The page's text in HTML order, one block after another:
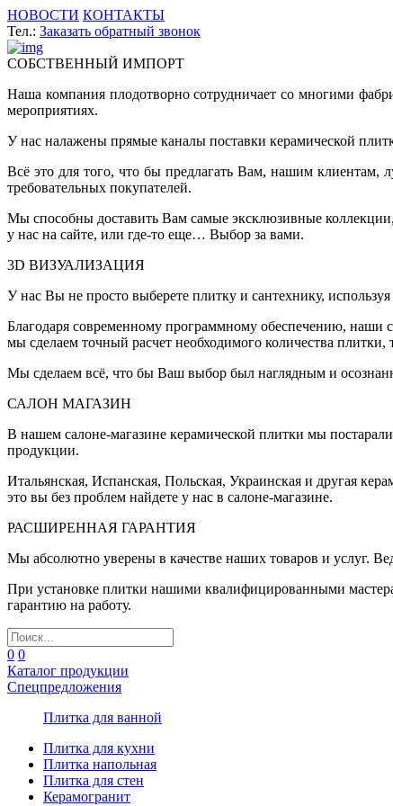
НОВОСТИ КОНТАКТЫ
Тел.: Заказать обратный звонок
СОБСТВЕННЫЙ ИМПОРТ
Наша компания плодотворно сотрудничает со многими
мероприятиях.
У нас налажены прямые каналы поставки керамической
Всё это для того, что бы предлагать Вам, нашим
требовательных покупателей.
Мы способны доставить Вам самые эксклюзивные
у нас на сайте, или где-то еще… Выбор за вами.
3D ВИЗУАЛИЗАЦИЯ
У нас Вы не просто выберете плитку и сантехнику,
Благодаря современному программному обеспечению, наши
мы сделаем точный расчет необходимого количества
Мы сделаем всё, что бы Ваш выбор был наглядным и
САЛОН МАГАЗИН
В нашем салоне-магазине керамической плитки мы
продукции.
Итальянская, Испанская, Польская, Украинская и другая
это вы без проблем найдете у нас в салоне-магазине.
РАСШИРЕННАЯ ГАРАНТИЯ
Мы абсолютно уверены в качестве наших товаров и услуг.
При установке плитки нашими квалифицированными
гарантию на работу.
0 0
Каталог продукции
Спецпредложения
Плитка для ванной
Плитка для кухни
Плитка напольная
Плитка для стен
Керамогранит